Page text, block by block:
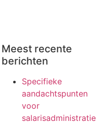
Meest recente
berichten
Specifieke
aandachtspunten
voor
salarisadministratie